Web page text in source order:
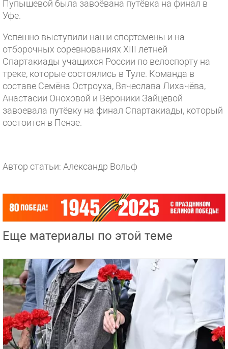
Пупышевой была завоёвана путёвка на финал в
Уфе.
Успешно выступили наши спортсмены и на
отборочных соревнованиях XIII летней
Спартакиады учащихся России по велоспорту на
треке, которые состоялись в Туле. Команда в
составе Семёна Остроуха, Вячеслава Лихачёва,
Анастасии Оноховой и Вероники Зайцевой
завоевала путёвку на финал Спартакиады, который
состоится в Пензе.
Автор статьи: Александр Вольф
Еще материалы по этой теме